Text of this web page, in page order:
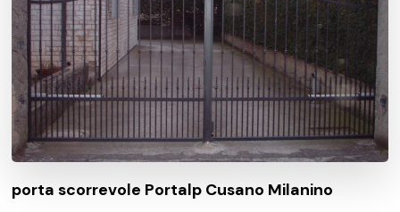
porta scorrevole Portalp Cusano Milanino